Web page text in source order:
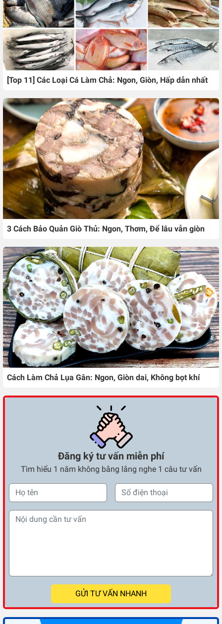
[Top 11] Các Loại Cá Làm Chả: Ngon, Giòn, Hấp dẫn nhất
3 Cách Bảo Quản Giò Thủ: Ngon, Thơm, Để lâu vẫn giòn
Cách Làm Chả Lụa Gân: Ngon, Giòn dai, Không bọt khí
Đăng ký tư vấn miễn phí
Tìm hiểu 1 năm không bằng lắng nghe 1 câu tư vấn
GỬI TƯ VẤN NHANH